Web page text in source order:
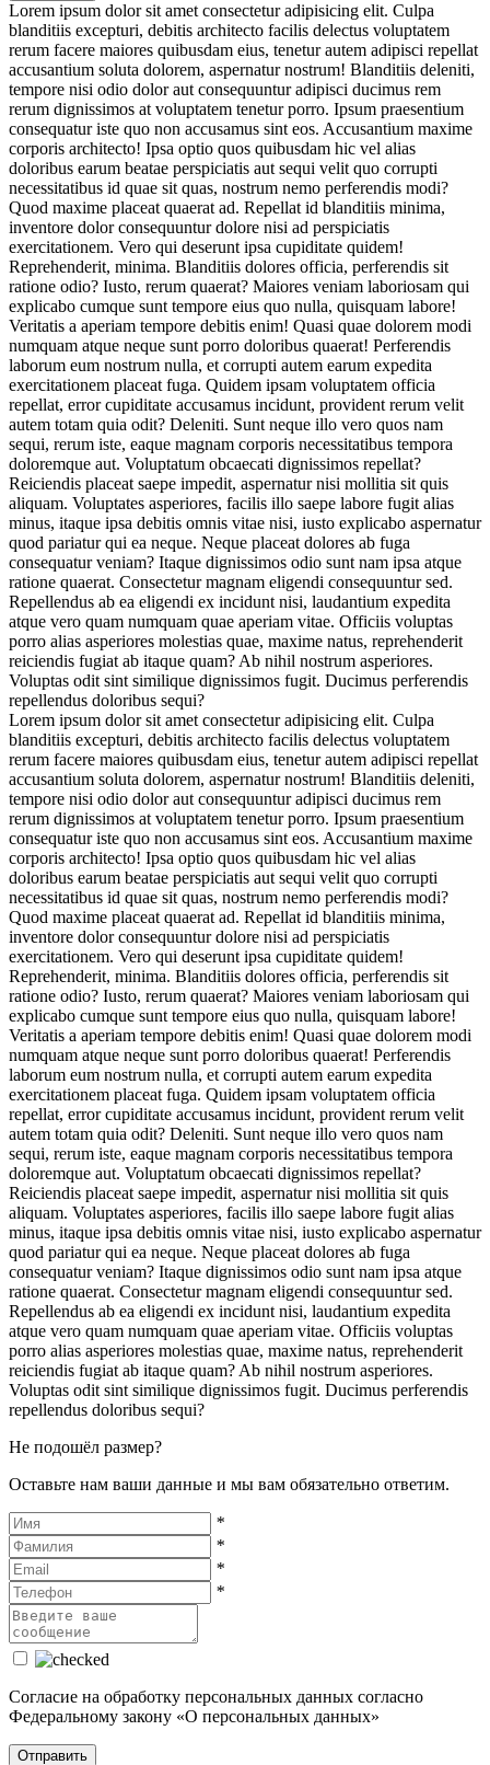
Lorem ipsum dolor sit amet consectetur adipisicing elit. Culpa
blanditiis excepturi, debitis architecto facilis delectus voluptatem
rerum facere maiores quibusdam eius, tenetur autem adipisci repellat
accusantium soluta dolorem, aspernatur nostrum! Blanditiis deleniti,
tempore nisi odio dolor aut consequuntur adipisci ducimus rem
rerum dignissimos at voluptatem tenetur porro. Ipsum praesentium
consequatur iste quo non accusamus sint eos. Accusantium maxime
corporis architecto! Ipsa optio quos quibusdam hic vel alias
doloribus earum beatae perspiciatis aut sequi velit quo corrupti
necessitatibus id quae sit quas, nostrum nemo perferendis modi?
Quod maxime placeat quaerat ad. Repellat id blanditiis minima,
inventore dolor consequuntur dolore nisi ad perspiciatis
exercitationem. Vero qui deserunt ipsa cupiditate quidem!
Reprehenderit, minima. Blanditiis dolores officia, perferendis sit
ratione odio? Iusto, rerum quaerat? Maiores veniam laboriosam qui
explicabo cumque sunt tempore eius quo nulla, quisquam labore!
Veritatis a aperiam tempore debitis enim! Quasi quae dolorem modi
numquam atque neque sunt porro doloribus quaerat! Perferendis
laborum eum nostrum nulla, et corrupti autem earum expedita
exercitationem placeat fuga. Quidem ipsam voluptatem officia
repellat, error cupiditate accusamus incidunt, provident rerum velit
autem totam quia odit? Deleniti. Sunt neque illo vero quos nam
sequi, rerum iste, eaque magnam corporis necessitatibus tempora
doloremque aut. Voluptatum obcaecati dignissimos repellat?
Reiciendis placeat saepe impedit, aspernatur nisi mollitia sit quis
aliquam. Voluptates asperiores, facilis illo saepe labore fugit alias
minus, itaque ipsa debitis omnis vitae nisi, iusto explicabo aspernatur
quod pariatur qui ea neque. Neque placeat dolores ab fuga
consequatur veniam? Itaque dignissimos odio sunt nam ipsa atque
ratione quaerat. Consectetur magnam eligendi consequuntur sed.
Repellendus ab ea eligendi ex incidunt nisi, laudantium expedita
atque vero quam numquam quae aperiam vitae. Officiis voluptas
porro alias asperiores molestias quae, maxime natus, reprehenderit
reiciendis fugiat ab itaque quam? Ab nihil nostrum asperiores.
Voluptas odit sint similique dignissimos fugit. Ducimus perferendis
repellendus doloribus sequi?
Lorem ipsum dolor sit amet consectetur adipisicing elit. Culpa
blanditiis excepturi, debitis architecto facilis delectus voluptatem
rerum facere maiores quibusdam eius, tenetur autem adipisci repellat
accusantium soluta dolorem, aspernatur nostrum! Blanditiis deleniti,
tempore nisi odio dolor aut consequuntur adipisci ducimus rem
rerum dignissimos at voluptatem tenetur porro. Ipsum praesentium
consequatur iste quo non accusamus sint eos. Accusantium maxime
corporis architecto! Ipsa optio quos quibusdam hic vel alias
doloribus earum beatae perspiciatis aut sequi velit quo corrupti
necessitatibus id quae sit quas, nostrum nemo perferendis modi?
Quod maxime placeat quaerat ad. Repellat id blanditiis minima,
inventore dolor consequuntur dolore nisi ad perspiciatis
exercitationem. Vero qui deserunt ipsa cupiditate quidem!
Reprehenderit, minima. Blanditiis dolores officia, perferendis sit
ratione odio? Iusto, rerum quaerat? Maiores veniam laboriosam qui
explicabo cumque sunt tempore eius quo nulla, quisquam labore!
Veritatis a aperiam tempore debitis enim! Quasi quae dolorem modi
numquam atque neque sunt porro doloribus quaerat! Perferendis
laborum eum nostrum nulla, et corrupti autem earum expedita
exercitationem placeat fuga. Quidem ipsam voluptatem officia
repellat, error cupiditate accusamus incidunt, provident rerum velit
autem totam quia odit? Deleniti. Sunt neque illo vero quos nam
sequi, rerum iste, eaque magnam corporis necessitatibus tempora
doloremque aut. Voluptatum obcaecati dignissimos repellat?
Reiciendis placeat saepe impedit, aspernatur nisi mollitia sit quis
aliquam. Voluptates asperiores, facilis illo saepe labore fugit alias
minus, itaque ipsa debitis omnis vitae nisi, iusto explicabo aspernatur
quod pariatur qui ea neque. Neque placeat dolores ab fuga
consequatur veniam? Itaque dignissimos odio sunt nam ipsa atque
ratione quaerat. Consectetur magnam eligendi consequuntur sed.
Repellendus ab ea eligendi ex incidunt nisi, laudantium expedita
atque vero quam numquam quae aperiam vitae. Officiis voluptas
porro alias asperiores molestias quae, maxime natus, reprehenderit
reiciendis fugiat ab itaque quam? Ab nihil nostrum asperiores.
Voluptas odit sint similique dignissimos fugit. Ducimus perferendis
repellendus doloribus sequi?
Не подошёл размер?
Оставьте нам ваши данные и мы вам обязательно ответим.
*
*
*
*
Cогласие на обработку персональных данных согласно
Федеральному закону «О персональных данных»